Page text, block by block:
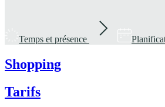
Temps et présence
Shopping
Tarifs